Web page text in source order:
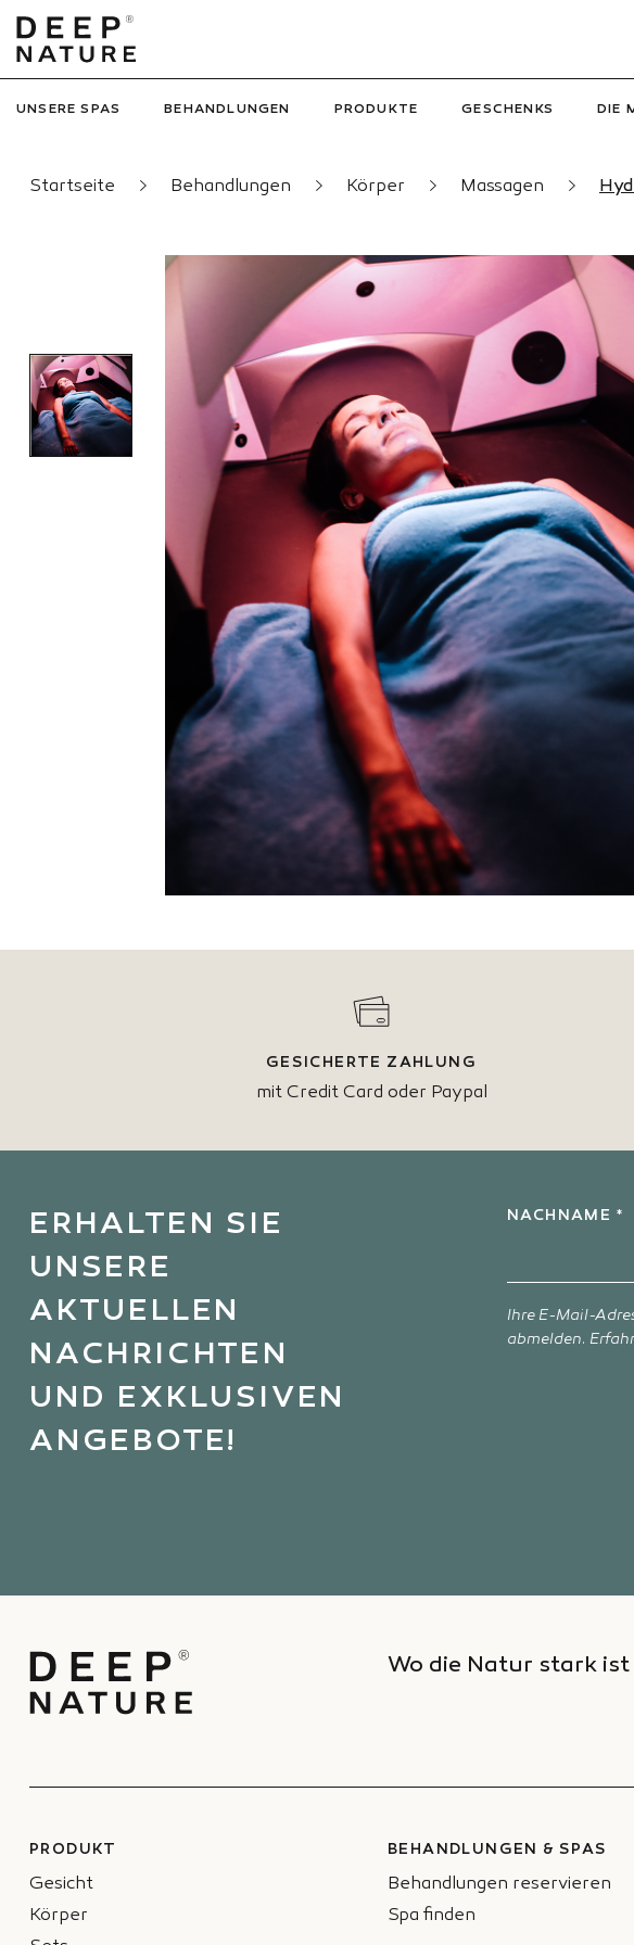
UNSERE SPAS BEHANDLUNGEN PRODUKTE GESCHENKS DIE
Startseite Behandlungen Körper Massagen
GESICHERTE ZAHLUNG
mit Credit Card oder Paypal
ERHALTEN SIE
UNSERE
AKTUELLEN
NACHRICHTEN
UND EXKLUSIVEN
ANGEBOTE!
NACHNAME *
Ihre E-Mail-
abmelden.
Wo die Natur stark ist
PRODUKT
Gesicht
Körper
BEHANDLUNGEN & SPAS
Behandlungen reservieren
Spa finden